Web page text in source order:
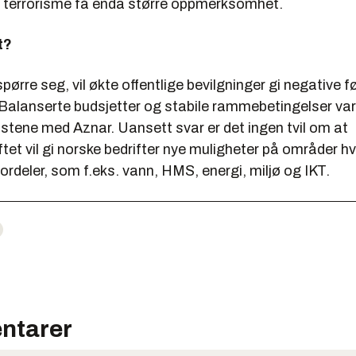
få enda større oppmerksomhet.
seg, vil økte offentlige bevilgninger gi negative
budsjetter og stabile rammebetingelser
med Aznar. Uansett svar er det ingen tvil om at
vil gi norske bedrifter nye muligheter på områder
som f.eks. vann, HMS, energi, miljø og IKT.